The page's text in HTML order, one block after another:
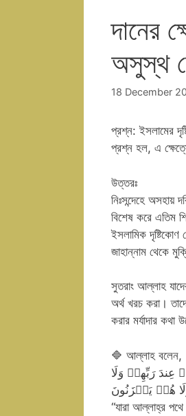
দানের
অসুস্থ
18 December
প্রশ্ন: ইসলামের
প্রশ্ন হল, এ
উত্তরঃ
নিঃসন্দেহে অসহায়
বিশেষ করে এতিম
ইসলামিক দৃষ্টিকোণ
জাহান্নাম থেকে
সুতরাং আল্লাহ
অর্থ খরচ করা।
করার মর্যাদার কথা
🔷 আল্লাহ বলেন,
عِندَ رَبِّهِمۡ وَلَا
هُمۡ يَحۡزَنُونَ
“যারা আল্লাহ্‌র